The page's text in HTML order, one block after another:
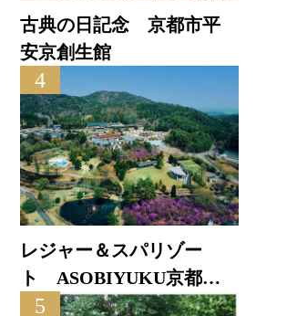
古典の日記念 京都市平
安京創生館
4
レジャー＆スパリゾー
ト ASOBIYUKU京都る
り渓温泉
5